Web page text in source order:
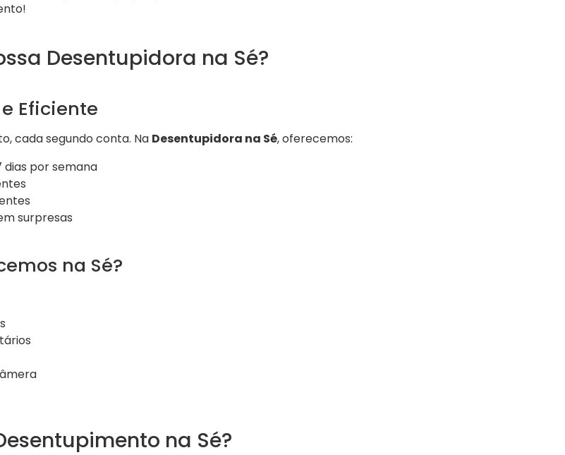
Desentupidora na Sé?
Eficiente
cada segundo conta. Na Desentupidora na Sé, oferecemos:
por semana
surpresas
na Sé?
na Sé?